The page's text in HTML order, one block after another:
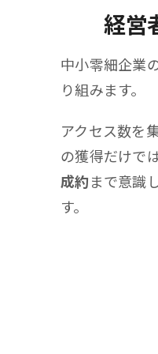
経営
中小零細企業
り組みます。
アクセス数を
の獲得だけで
成約まで意識
す。